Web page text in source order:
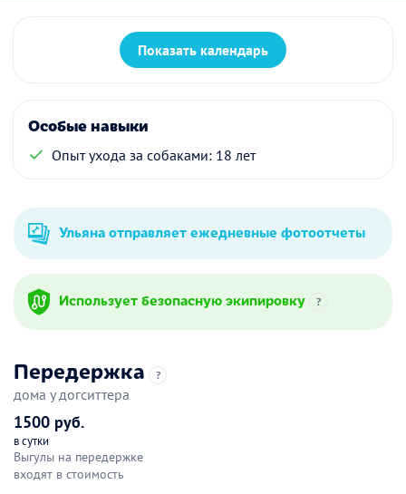
Показать календарь
Особые навыки
Опыт ухода за собаками: 18 лет
Ульяна отправляет ежедневные фотоотчеты
Использует безопасную экипировку ?
Передержка ?
дома у догситтера
1500 руб.
в сутки
Выгулы на передержке
входят в стоимость